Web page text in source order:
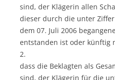
sind, der Klägerin allen
dieser durch die unter
dem 07. Juli 2006
entstanden ist oder künftig
2.
dass die Beklagten als
sind, der Klägerin für die